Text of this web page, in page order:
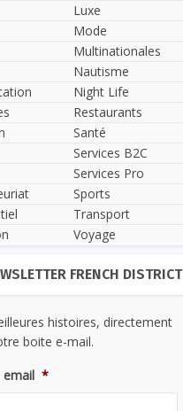
Luxe
Mode
Multinationales
Nautisme
Night Life
Restaurants
Santé
Services B2C
Services Pro
Sports
Transport
Voyage
FRENCH DISTRICT
histoires, directement
boite e-mail.
email *